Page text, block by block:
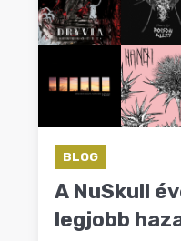
PREMIEREK
KULT
BLOGBLOG
A NuSkull
legjobb